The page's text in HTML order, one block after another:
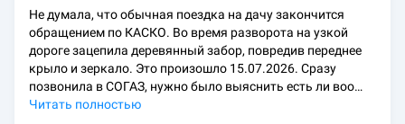
Не думала, что обычная поездка на дачу закончится
обращением по КАСКО. Во время разворота на узкой
дороге зацепила деревянный забор, повредив переднее
крыло и зеркало. Это произошло 15.07.2026. Сразу
позвонила в СОГАЗ, нужно было выяснить есть ли воо…
Читать полностью